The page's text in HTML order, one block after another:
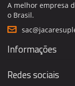
A melhor empresa
o Brasil.
Informações
Redes sociais